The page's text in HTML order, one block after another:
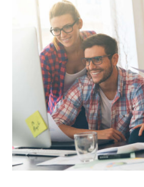
Corporate style website